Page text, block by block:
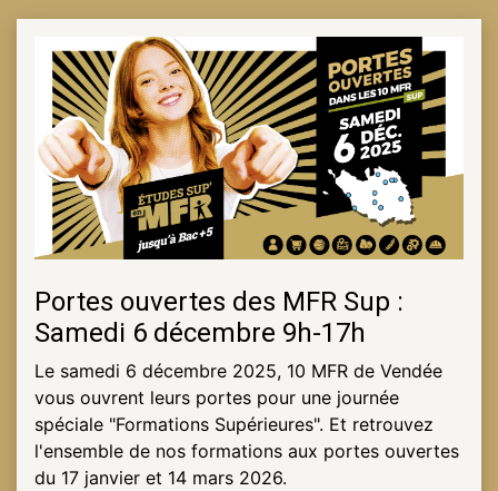
Portes ouvertes des MFR Sup :
Samedi 6 décembre 9h-17h
Le samedi 6 décembre 2025, 10 MFR de Vendée
vous ouvrent leurs portes pour une journée
spéciale "Formations Supérieures". Et retrouvez
l'ensemble de nos formations aux portes ouvertes
du 17 janvier et 14 mars 2026.